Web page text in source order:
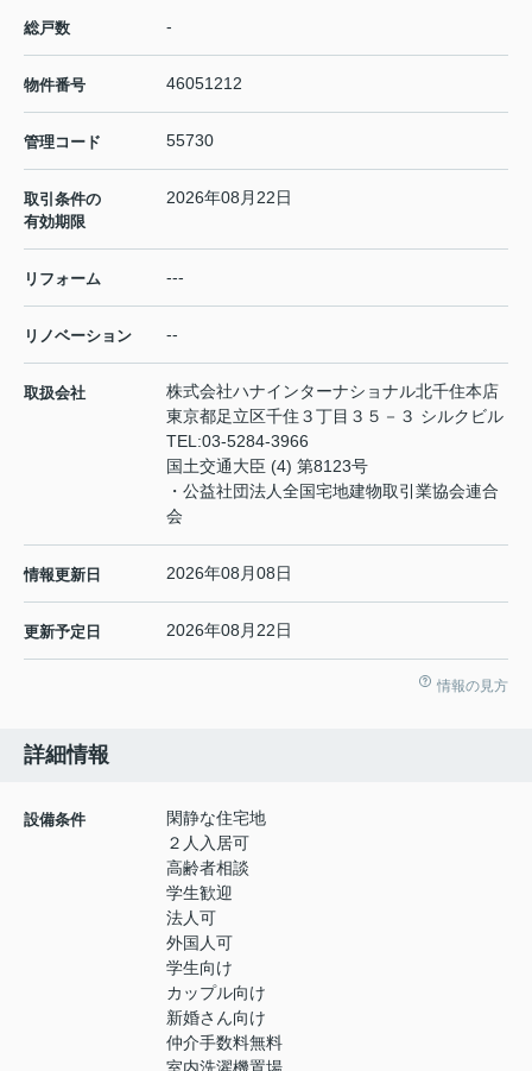
総戸数 -
物件番号 46051212
管理コード 55730
取引条件の
有効期限
2026年08月22日
リフォーム ---
リノベーション --
取扱会社
株式会社ハナインターナショナル北千住本店
東京都足立区千住３丁目３５－３ シルクビル
TEL:03-5284-3966
国土交通大臣 (4) 第8123号
・公益社団法人全国宅地建物取引業協会連合
会
情報更新日 2026年08月08日
更新予定日 2026年08月22日
情報の見方
詳細情報
設備条件
閑静な住宅地
２人入居可
高齢者相談
学生歓迎
法人可
外国人可
学生向け
カップル向け
新婚さん向け
仲介手数料無料